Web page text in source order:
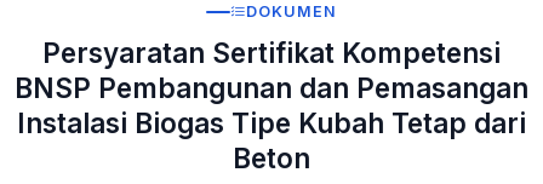
DOKUMEN
Persyaratan Sertifikat Kompetensi
BNSP Pembangunan dan Pemasangan
Instalasi Biogas Tipe Kubah Tetap dari
Beton